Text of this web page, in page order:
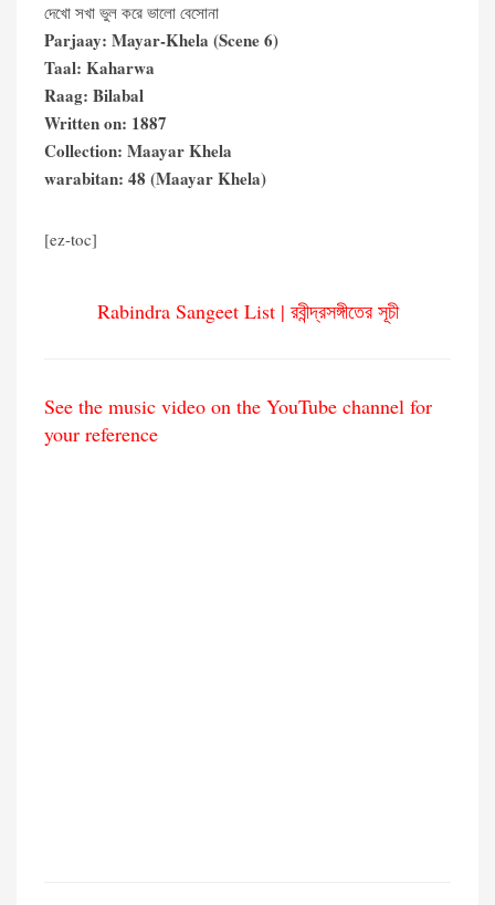
দেখো সখা ভুল করে ভালো বেসোনা
Parjaay: Mayar-Khela (Scene 6)
Taal: Kaharwa
Raag: Bilabal
Written on: 1887
Collection: Maayar Khela
warabitan: 48 (Maayar Khela)
[ez-toc]
Rabindra Sangeet List | রবীন্দ্রসঙ্গীতের সূচী
See the music video on the YouTube channel for
your reference